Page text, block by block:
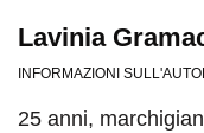
Lavinia
INFORMAZIONI
25 anni,